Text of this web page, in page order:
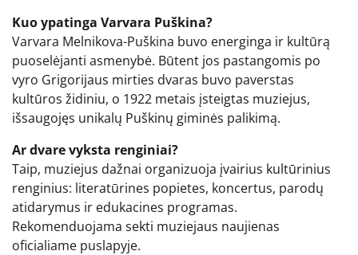
Kuo ypatinga Varvara Puškina?
Varvara Melnikova-Puškina buvo energinga ir kultūrą
puoselėjanti asmenybė. Būtent jos pastangomis po
vyro Grigorijaus mirties dvaras buvo paverstas
kultūros židiniu, o 1922 metais įsteigtas muziejus,
išsaugojęs unikalų Puškinų giminės palikimą.
Ar dvare vyksta renginiai?
Taip, muziejus dažnai organizuoja įvairius kultūrinius
renginius: literatūrines popietes, koncertus, parodų
atidarymus ir edukacines programas.
Rekomenduojama sekti muziejaus naujienas
oficialiame puslapyje.